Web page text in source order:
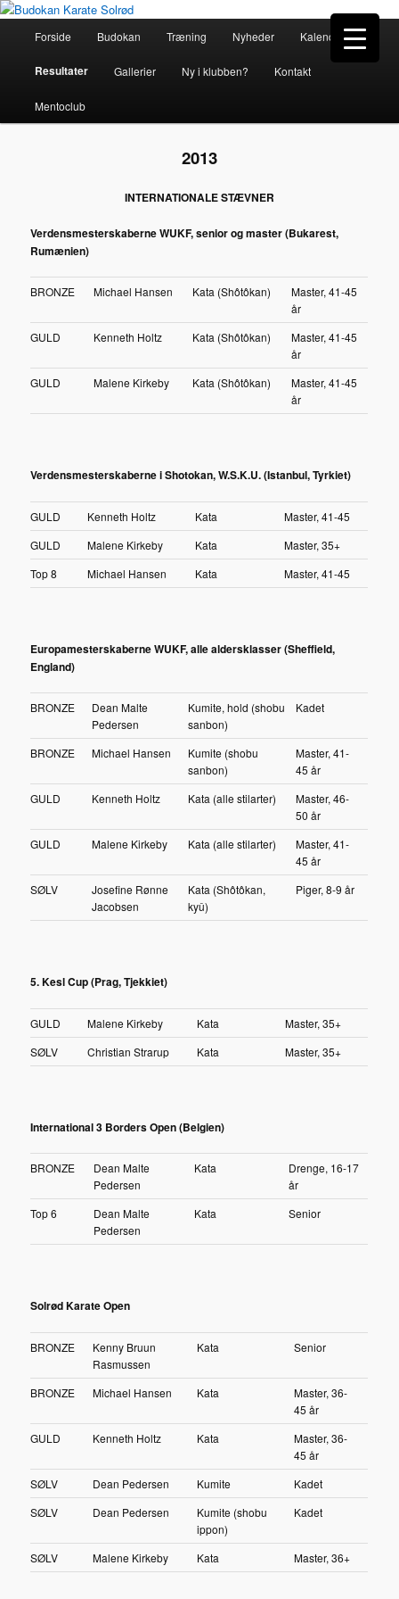
Budokan Karate Solrød
Fortsæt
til
primært
Forside Budokan Træning Nyheder Kalender
Resultater Gallerier Ny i klubben? Kontakt
Mentoclub
2013
INTERNATIONALE STÆVNER
Verdensmesterskaberne WUKF, senior og master (Bukarest,
Rumænien)
BRONZE Michael Hansen Kata (Shôtôkan)
Master, 41-45
år
GULD
Kenneth Holtz Kata (Shôtôkan)
Master, 41-45
år
GULD
Malene Kirkeby Kata (Shôtôkan)
Master, 41-45
år
Verdensmesterskaberne i Shotokan, W.S.K.U. (Istanbul, Tyrkiet)
GULD Kenneth Holtz Kata
Master, 41-45
GULD
Malene Kirkeby Kata
Master, 35+
Top 8
Michael Hansen Kata Master, 41-45
Europamesterskaberne WUKF, alle aldersklasser (Sheffield,
England)
BRONZE
Dean Malte
Pedersen
Kumite, hold (shobu
sanbon)
Kadet
BRONZE Michael Hansen
Kumite (shobu
sanbon)
Master, 41-
45 år
GULD
Kenneth Holtz Kata (alle stilarter)
Master, 46-
50 år
GULD
Malene Kirkeby Kata (alle stilarter)
Master, 41-
45 år
SØLV
Josefine Rønne
Jacobsen
Kata (Shôtôkan,
kyû)
Piger, 8-9 år
5. Kesl Cup (Prag, Tjekkiet)
GULD Malene Kirkeby Kata
Master, 35+
SØLV
Christian Strarup Kata Master, 35+
International 3 Borders Open (Belgien)
BRONZE
Dean Malte
Pedersen
Kata
Drenge, 16-17
år
Top 6
Dean Malte
Pedersen
Kata Senior
Solrød Karate Open
BRONZE
Kenny Bruun
Rasmussen
Kata Senior
BRONZE Michael Hansen Kata
Master, 36-
45 år
GULD
Kenneth Holtz Kata
Master, 36-
45 år
SØLV
Dean Pedersen Kumite
Kadet
SØLV
Dean Pedersen
Kumite (shobu
ippon)
Kadet
SØLV Malene Kirkeby Kata Master, 36+